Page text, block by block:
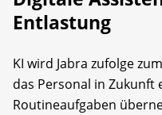
Entlastung
KI wird Jabra zufolge
das Personal in
Routineaufgaben